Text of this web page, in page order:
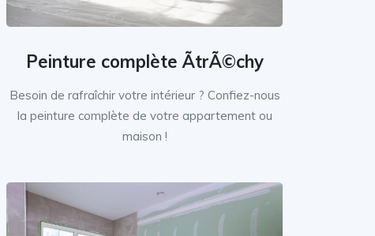
Peinture complète ÃtrÃ©chy
Besoin de rafraîchir votre intérieur ? Confiez-nous
la peinture complète de votre appartement ou
maison !